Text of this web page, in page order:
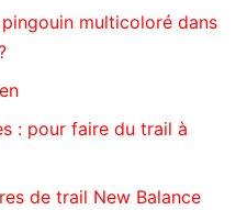
pingouin multicoloré dans
: pour faire du trail à
de trail New Balance